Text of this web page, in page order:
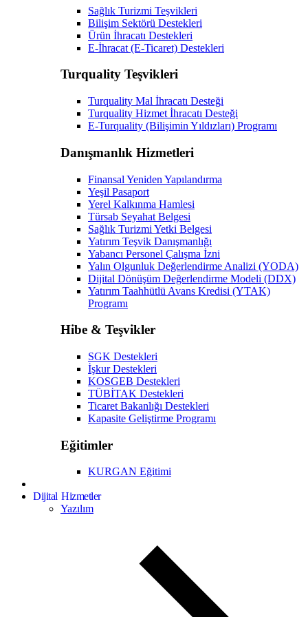
Sağlık Turizmi Teşvikleri
Bilişim Sektörü Destekleri
Ürün İhracatı Destekleri
E-İhracat (E-Ticaret) Destekleri
Turquality Teşvikleri
Turquality Mal İhracatı Desteği
Turquality Hizmet İhracatı Desteği
E-Turquality (Bilişimin Yıldızları) Programı
Danışmanlık Hizmetleri
Finansal Yeniden Yapılandırma
Yeşil Pasaport
Yerel Kalkınma Hamlesi
Türsab Seyahat Belgesi
Sağlık Turizmi Yetki Belgesi
Yatırım Teşvik Danışmanlığı
Yabancı Personel Çalışma İzni
Yalın Olgunluk Değerlendirme Analizi (YODA)
Dijital Dönüşüm Değerlendirme Modeli (DDX)
Yatırım Taahhütlü Avans Kredisi (YTAK)
Programı
Hibe & Teşvikler
SGK Destekleri
İşkur Destekleri
KOSGEB Destekleri
TÜBİTAK Destekleri
Ticaret Bakanlığı Destekleri
Kapasite Geliştirme Programı
Eğitimler
KURGAN Eğitimi
Dijital Hizmetler
Yazılım